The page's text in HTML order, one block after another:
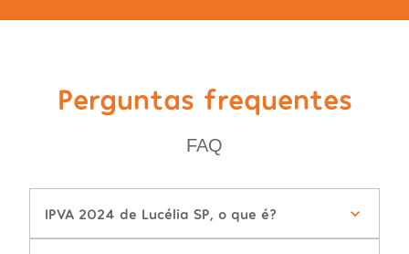
Perguntas frequentes
FAQ
IPVA 2024 de Lucélia SP, o que é?